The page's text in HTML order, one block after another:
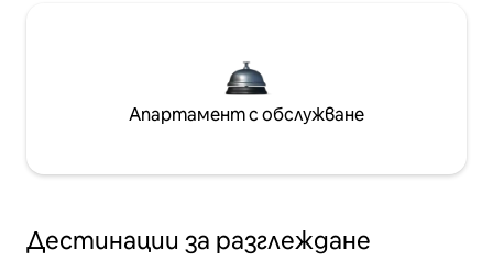
Апартамент с обслужване
Дестинации за разглеждане